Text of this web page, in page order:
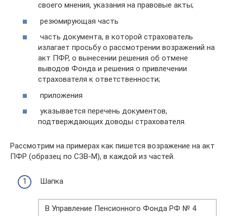
своего мнения, указания на правовые акты;
резюмирующая часть
часть документа, в которой страхователь
излагает просьбу о рассмотрении возражений на
акт ПФР, о вынесении решения об отмене
выводов Фонда и решения о привлечении
страхователя к ответственности;
приложения
указывается перечень документов,
подтверждающих доводы страхователя.
Рассмотрим на примерах как пишется возражение на акт
ПФР (образец по СЗВ-М), в каждой из частей.
Шапка
В Управление Пенсионного Фонда РФ № 4